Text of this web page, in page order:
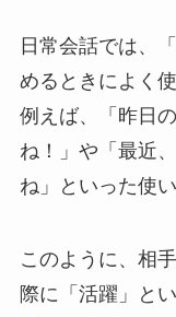
日常会話では、
めるときによく使
例えば、「昨日
ね！」や「最近
ね」といった使
このように、相
際に「活躍」と